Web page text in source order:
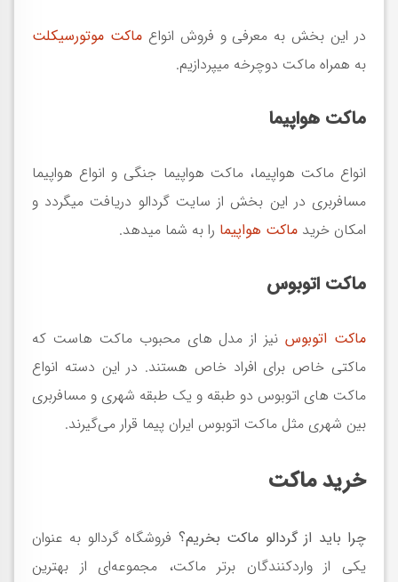
در این بخش به معرفی و فروش انواعماکت موتورسیکلت
به همراه ماکت دوچرخه میپردازیم.
ماکت هواپیما
انواع ماکت هواپیما، ماکت هواپیما جنگی و انواع هواپیما
مسافربری در این بخش از سایت گردالو دریافت میگردد و
امکان خرید ماکت هواپیما را به شما میدهد.
ماکت اتوبوس
ماکت اتوبوسنیز از مدل های محبوب ماکت هاست که
ماکتی خاص برای افراد خاص هستند. در این دسته انواع
ماکت های اتوبوس دو طبقه و یک طبقه شهری و مسافربری
بین شهری مثل ماکت اتوبوس ایران پیما قرار می‌گیرند.
خرید ماکت
چرا باید از گردالو ماکت بخریم؟ فروشگاه گردالو به عنوان
یکی از واردکنندگان برتر ماکت، مجموعه‌ای از بهترین